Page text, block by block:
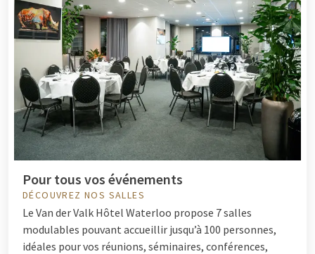
Pour tous vos événements
DÉCOUVREZ NOS SALLES
Le Van der Valk Hôtel Waterloo propose 7 salles
modulables pouvant accueillir jusqu’à 100 personnes,
idéales pour vos réunions, séminaires, conférences,